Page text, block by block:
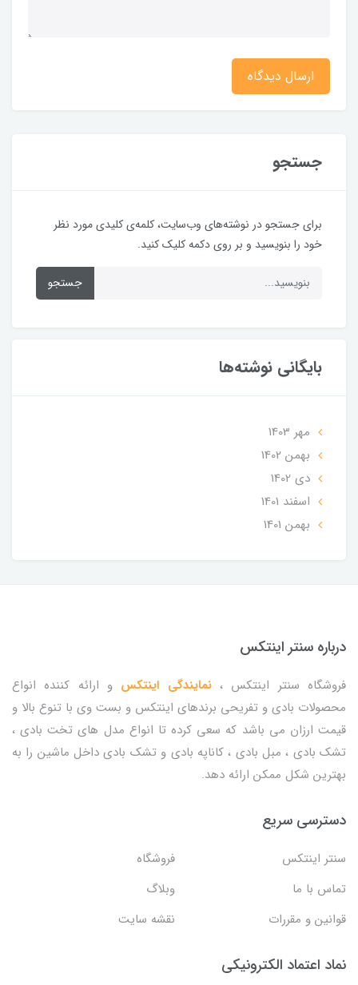
ارسال دیدگاه
جستجو
برای جستجو در نوشته‌های وب‌سایت، کلمه‌ی کلیدی مورد نظر
خود را بنویسید و بر روی دکمه کلیک کنید.
جستجو
بایگانی نوشته‌ها
مهر 1403
بهمن 1402
دی 1402
اسفند 1401
بهمن 1401
درباره سنتر اینتکس
فروشگاه سنتر اینتکس ،نمایندگی اینتکس و ارائه کننده انواع
محصولات بادی و تفریحی برندهای اینتکس و بست وی با تنوع بالا و
قیمت ارزان می باشد که سعی کرده تا انواع مدل های تخت بادی ،
تشک بادی ، مبل بادی ، کاناپه بادی و تشک بادی داخل ماشین را به
بهترین شکل ممکن ارائه دهد.
دسترسی سریع
سنتر اینتکس
فروشگاه
تماس با ما
وبلاگ
قوانین و مقررات
نقشه سایت
نماد اعتماد الکترونیکی